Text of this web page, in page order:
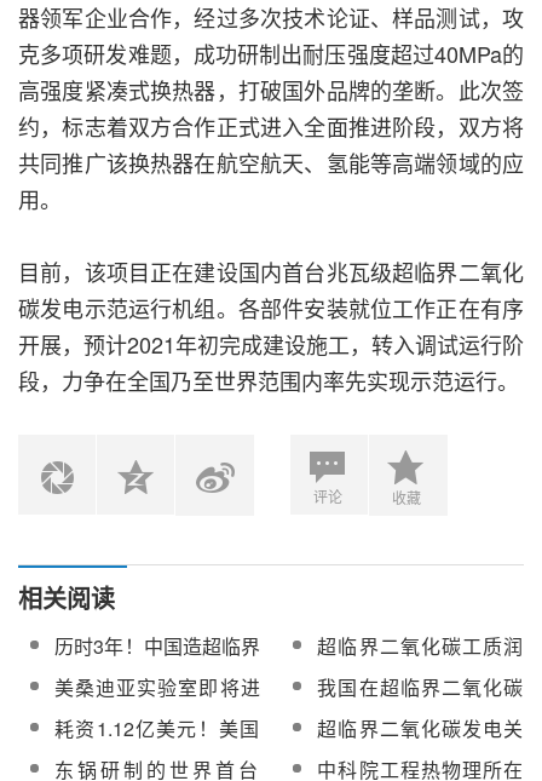
器领军企业合作，经过多次技术论证、样品测试，攻
克多项研发难题，成功研制出耐压强度超过40MPa的
高强度紧凑式换热器，打破国外品牌的垄断。此次签
约，标志着双方合作正式进入全面推进阶段，双方将
共同推广该换热器在航空航天、氢能等高端领域的应
用。
目前，该项目正在建设国内首台兆瓦级超临界二氧化
碳发电示范运行机组。各部件安装就位工作正在有序
开展，预计2021年初完成建设施工，转入调试运行阶
段，力争在全国乃至世界范围内率先实现示范运行。
评论 收藏
相关阅读
历时3年！中国造超临界
二氧化碳发电机组成功
交付，系统热效率超
50%
超临界二氧化碳工质润
滑轴承特性研究及20kW
涡轮发电装置进展
美桑迪亚实验室即将进
行首次粒子接收器超临
界CO2回路测试
我国在超临界二氧化碳
光热发电技术研发和应
用上的最新进展
耗资1.12亿美元！美国
10MW超临界二氧化碳
超临界二氧化碳发电关
键技术研究与光热发电
东锅研制的世界首台 中科院工程热物理所在